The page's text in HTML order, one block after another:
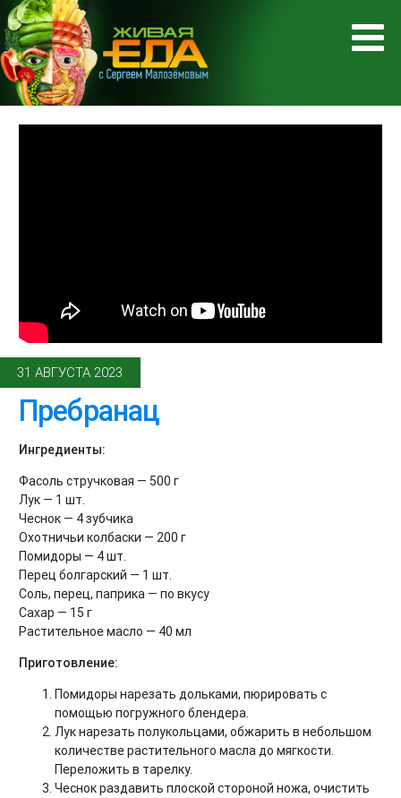
31 АВГУСТА 2023
Пребранац
Ингредиенты:
Фасоль стручковая — 500 г
Лук — 1 шт.
Чеснок — 4 зубчика
Охотничьи колбаски — 200 г
Помидоры — 4 шт.
Перец болгарский — 1 шт.
Соль, перец, паприка — по вкусу
Сахар — 15 г
Растительное масло — 40 мл
Приготовление:
Помидоры нарезать дольками, пюрировать с
помощью погружного блендера.
Лук нарезать полукольцами, обжарить в небольшом
количестве растительного масла до мягкости.
Переложить в тарелку.
Чеснок раздавить плоской стороной ножа, очистить